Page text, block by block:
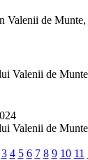
Valenii de
Valenii de
Valenii de
3 4 5 6 7 8 9 10 11